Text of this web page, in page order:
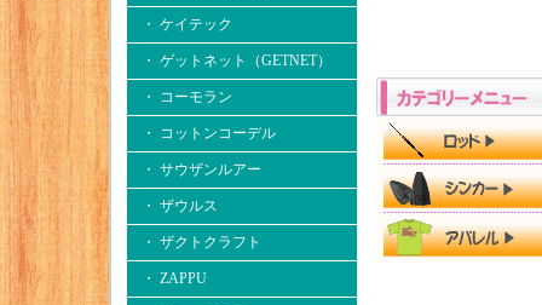
・ ケイテック
・ ゲットネット（GETNET）
・ コーモラン
・ コットンコーデル
・ サウザンルアー
・ ザウルス
・ ザクトクラフト
・ ZAPPU